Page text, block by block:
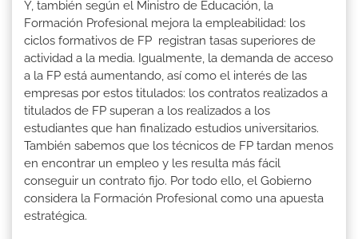
Y, también según el Ministro de Educación, la
Formación Profesional mejora la empleabilidad: los
ciclos formativos de FP registran tasas superiores de
actividad a la media. Igualmente, la demanda de acceso
a la FP está aumentando, así como el interés de las
empresas por estos titulados: los contratos realizados a
titulados de FP superan a los realizados a los
estudiantes que han finalizado estudios universitarios.
También sabemos que los técnicos de FP tardan menos
en encontrar un empleo y les resulta más fácil
conseguir un contrato fijo. Por todo ello, el Gobierno
considera la Formación Profesional como una apuesta
estratégica.